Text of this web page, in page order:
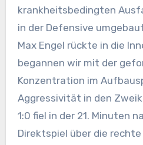
krankheitsbedingten
in der Defensive
Max Engel rückte in die
begannen wir mit der
Konzentration im
Aggressivität in den
1:0 fiel in der 21. Minuten
Direktspiel über die